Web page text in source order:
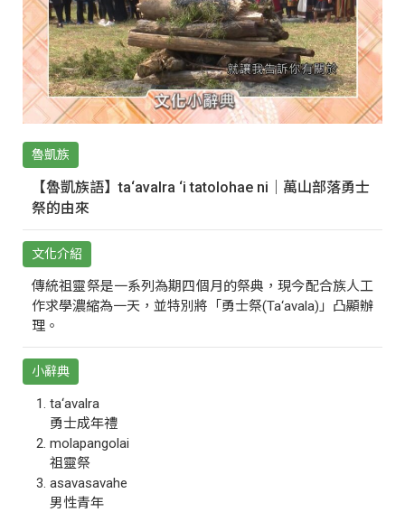
魯凱族
【魯凱族語】ta‘avalra ‘i tatolohae ni｜萬山部落勇士
祭的由來
文化介紹
傳統祖靈祭是一系列為期四個月的祭典，現今配合族人工
作求學濃縮為一天，並特別將「勇士祭(Ta‘avala)」凸顯辦
理。
小辭典
ta‘avalra
勇士成年禮
molapangolai
祖靈祭
asavasavahe
男性青年